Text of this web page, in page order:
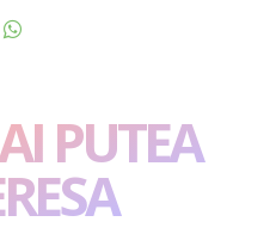
PUTEA